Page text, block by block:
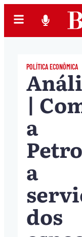
POLÍTICA ECONÔMICA
|
a
a
dos